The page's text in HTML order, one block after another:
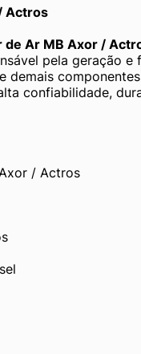
Actros
de Ar MB Axor /
pela geração
demais
confiabilidade,
/ Actros